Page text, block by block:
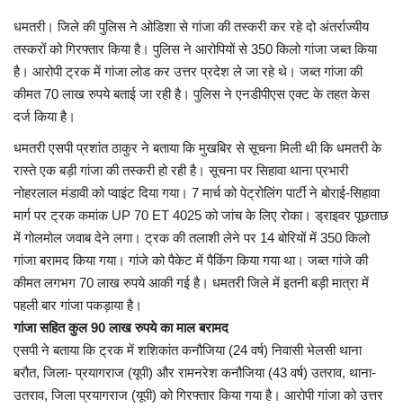
दुनिया
मनोरंजन
सेहत
धर्म
करियर
राशिफल
खेल
बिजनेस
धमतरी। जिले की पुलिस ने ओडिशा से गांजा की तस्करी कर रहे दो अंतर्राज्यीय
तस्करों को गिरफ्तार किया है। पुलिस ने आरोपियों से 350 किलो गांजा जब्त किया
है। आरोपी ट्रक में गांजा लोड कर उत्तर प्रदेश ले जा रहे थे। जब्त गांजा की
कीमत 70 लाख रुपये बताई जा रही है। पुलिस ने एनडीपीएस एक्ट के तहत केस
दर्ज किया है।
धमतरी एसपी प्रशांत ठाकुर ने बताया कि मुखबिर से सूचना मिली थी कि धमतरी के
रास्ते एक बड़ी गांजा की तस्करी हो रही है। सूचना पर सिहावा थाना प्रभारी
नोहरलाल मंडावी को प्वाइंट दिया गया। 7 मार्च को पेट्रोलिंग पार्टी ने बोराई-सिहावा
मार्ग पर ट्रक कमांक UP 70 ET 4025 को जांच के लिए रोका। ड्राइवर पूछताछ
में गोलमोल जवाब देने लगा। ट्रक की तलाशी लेने पर 14 बोरियों में 350 किलो
गांजा बरामद किया गया। गांजे को पैकेट में पैकिंग किया गया था। जब्त गांजे की
कीमत लगभग 70 लाख रुपये आकी गई है। धमतरी जिले में इतनी बड़ी मात्रा में
पहली बार गांजा पकड़ाया है।
गांजा सहित कुल 90 लाख रुपये का माल बरामद
एसपी ने बताया कि ट्रक में शशिकांत कनौजिया (24 वर्ष) निवासी भेलसी थाना
बरौत, जिला- प्रयागराज (यूपी) और रामनरेश कनौजिया (43 वर्ष) उतराव, थाना-
उतराव, जिला प्रयागराज (यूपी) को गिरफ्तार किया गया है। आरोपी गांजा को उत्तर